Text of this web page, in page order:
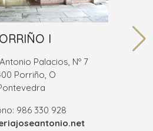
I
Palacios, Nº 7
Porriño, O
986 330 928